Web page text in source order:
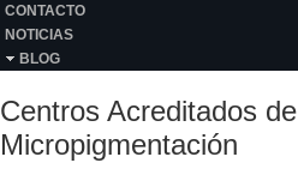
CONTACTO
NOTICIAS
BLOG
Centros Acreditados de
Micropigmentación